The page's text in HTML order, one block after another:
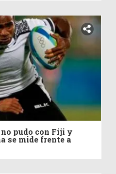
pudo con Fiji y
se mide frente a